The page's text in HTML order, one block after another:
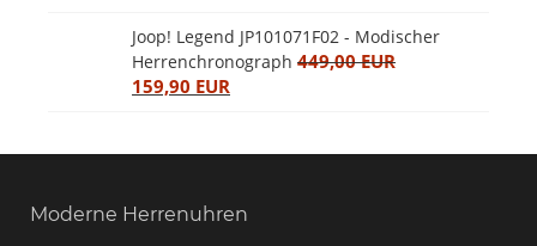
Joop! Legend JP101071F02 - Modischer
Herrenchronograph 449,00 EUR
159,90 EUR
Moderne Herrenuhren